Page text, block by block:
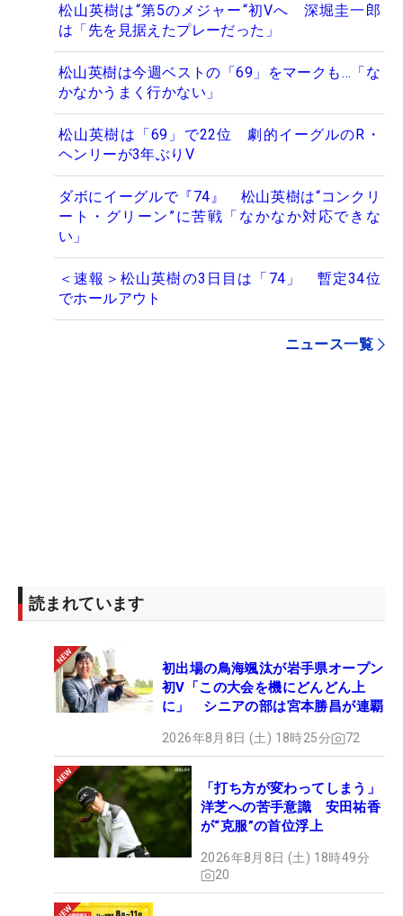
松山英樹は“第5のメジャー“初Vへ 深堀圭一郎
は「先を見据えたプレーだった」
松山英樹は今週ベストの「69」をマークも…「な
かなかうまく行かない」
松山英樹は「69」で22位 劇的イーグルのR・
ヘンリーが3年ぶりV
ダボにイーグルで『74』 松山英樹は“コンクリ
ート・グリーン”に苦戦「なかなか対応できな
い」
＜速報＞松山英樹の3日目は「74」 暫定34位
でホールアウト
ニュース一覧
読まれています
初出場の鳥海颯汰が岩手県オープン
初V「この大会を機にどんどん上
に」 シニアの部は宮本勝昌が連覇
2026年8月8日 (土) 18時25分 72
「打ち方が変わってしまう」
洋芝への苦手意識 安田祐香
が“克服”の首位浮上
2026年8月8日 (土) 18時49分
20